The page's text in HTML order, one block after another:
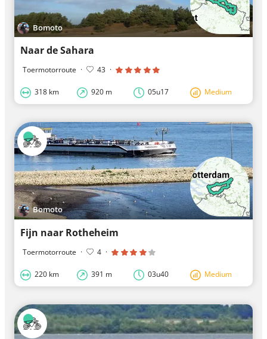
Bomoto
Naar de Sahara
Toermotorroute · 43 ·
318 km 920 m 05u17 Medium
Bomoto
Fijn naar Rotheheim
Toermotorroute · 4 ·
220 km 391 m 03u40 Medium